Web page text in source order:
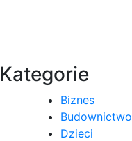
Kategorie
Biznes
Budownictwo
Dzieci